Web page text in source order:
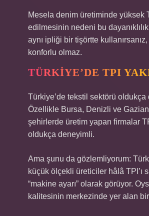
Mesela denim üretiminde yüksek
edilmesinin nedeni bu
aynı ipliği bir tişörtte
konforlu olmaz.
TÜRKIYE’DE TPI
Türkiye’de tekstil sektörü oldukça
Özellikle Bursa, Denizli ve
şehirlerde üretim yapan firmalar
oldukça deneyimli.
Ama şunu da gözlemliyorum:
küçük ölçekli üreticiler hâlâ TPI’ı
“makine ayarı” olarak görüyor.
kalitesinin merkezinde yer alan